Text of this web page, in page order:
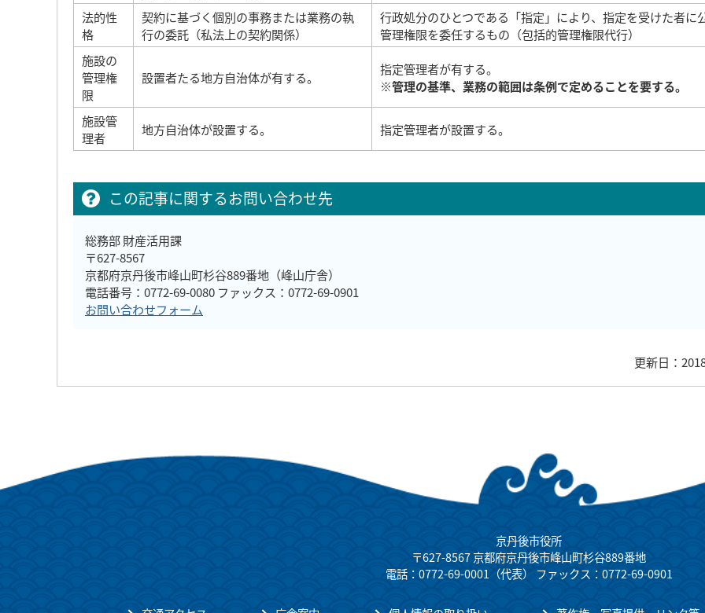
法的性
格
契約に基づく個別の事務または業務の執
行の委託（私法上の契約関係）
行政処分のひとつである「指定」により、指定を受けた者に
管理権限を委任するもの（包括的管理権限代行）
施設の
管理権
限
設置者たる地方自治体が有する。
指定管理者が有する。
※管理の基準、業務の範囲は条例で定めることを要する。
施設管
理者
地方自治体が設置する。 指定管理者が設置する。
この記事に関するお問い合わせ先
総務部 財産活用課
〒627-8567
京都府京丹後市峰山町杉谷889番地（峰山庁舎）
電話番号：0772-69-0080 ファックス：0772-69-0901
お問い合わせフォーム
更新日：
京丹後市役所
〒627-8567 京都府京丹後市峰山町杉谷889番地
電話：0772-69-0001（代表） ファックス：0772-69-0901